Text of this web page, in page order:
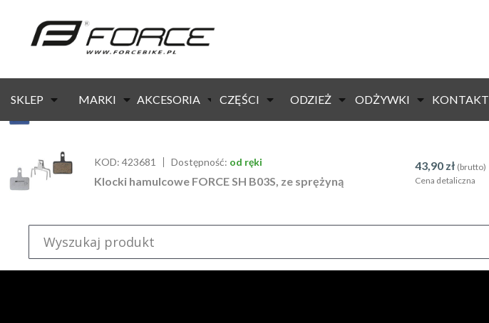
SKLEP MARKI AKCESORIA CZĘŚCI ODZIEŻ ODŻYWKI KONTAKT
10 dni 39,90zł (brutto)
KOD: 423681 Dostępność: od ręki
Klocki hamulcowe FORCE SH B03S, ze sprężyną
43,90 zł (brutto)
Cena detaliczna